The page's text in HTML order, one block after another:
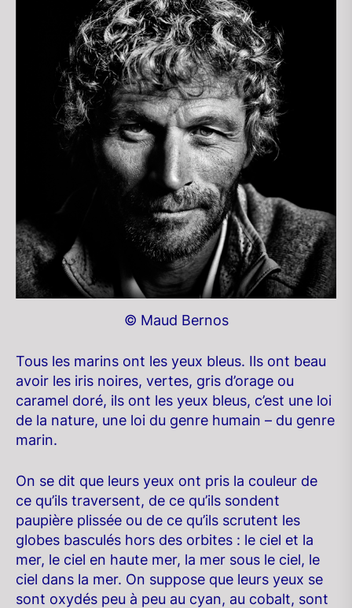
© Maud Bernos
Tous les marins ont les yeux bleus. Ils ont beau
avoir les iris noires, vertes, gris d’orage ou
caramel doré, ils ont les yeux bleus, c’est une loi
de la nature, une loi du genre humain – du genre
marin.
On se dit que leurs yeux ont pris la couleur de
ce qu’ils traversent, de ce qu’ils sondent
paupière plissée ou de ce qu’ils scrutent les
globes basculés hors des orbites : le ciel et la
mer, le ciel en haute mer, la mer sous le ciel, le
ciel dans la mer. On suppose que leurs yeux se
sont oxydés peu à peu au cyan, au cobalt, sont